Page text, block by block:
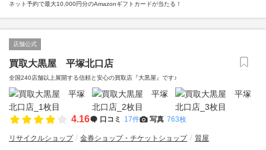
ネット予約で最大10,000円分のAmazonギフトカードが当たる！
店舗公式
買取大黒屋 平塚北口店
全国240店舗以上展開する信頼と安心の買取店『大黒屋』です♪
4.16 口コミ 17件 写真 763枚
リサイクルショップ 金券ショップ・チケットショップ 質屋